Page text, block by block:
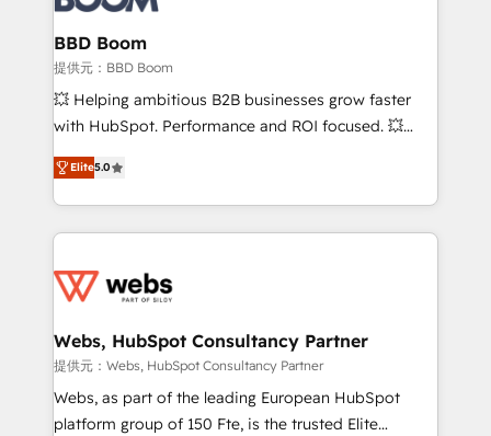
Complex platform migrations and data cleanups •
Custom APIs and third-party integrations 📈 End-to-
End Revenue Acceleration • Lifecycle marketing and
pipeline growth programs • Sales enablement tools
and CRM optimization • Retention strategies with
Execution • 750+ onboardings and 2,000+
implementations • Deep expertise across marketing,
BBD Boom
提供元：BBD Boom
💥 Helping ambitious B2B businesses grow faster
with HubSpot. Performance and ROI focused. 💥
BBD Boom is the HubSpot partner that can help you
to HubSpot Better. We work with your teams to
solve all your HubSpot challenges and improve user
adoption, sales process and marketing results.
the first time 🔧 Designing and optimising your
and build using HubSpot 🔌 Integrating HubSpot
with other systems 🎓 Training your teams to be
HubSpot pros 📊 Lead generation services using
HubSpot Why us? - SIX HubSpot Accreditations -
Elite5.0
Webs, HubSpot Consultancy Partner
提供元：Webs, HubSpot Consultancy Partner
Webs, as part of the leading European HubSpot
platform group of 150 Fte, is the trusted Elite